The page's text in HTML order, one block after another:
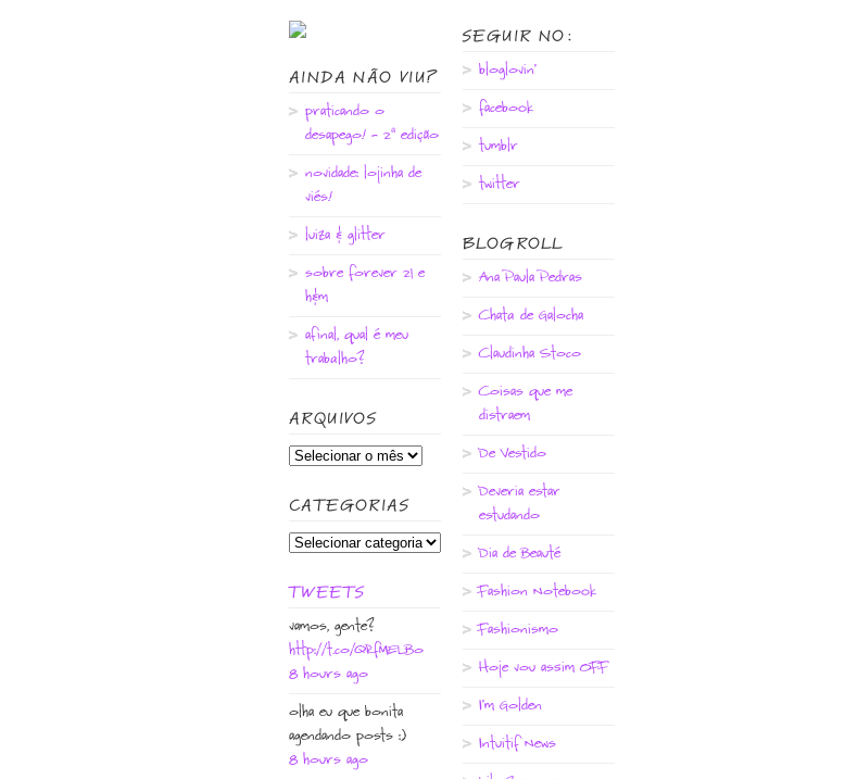
AINDA NÃO VIU?
praticando o
desapego! - 2ª edição
novidade: lojinha de
viés!
luiza & glitter
sobre forever 21 e
h&m
afinal, qual é meu
trabalho?
ARQUIVOS
CATEGORIAS
TWEETS
vamos, gente?
http://t.co/QRfMELBo
8 hours ago
olha eu que bonita
agendando posts :)
8 hours ago
SEGUIR NO:
bloglovin'
facebook
tumblr
twitter
BLOGROLL
Ana Paula Pedras
Chata de Galocha
Claudinha Stoco
Coisas que me
distraem
De Vestido
Deveria estar
estudando
Dia de Beauté
Fashion Notebook
Fashionismo
Hoje vou assim OFF
I'm Golden
Intuitif News